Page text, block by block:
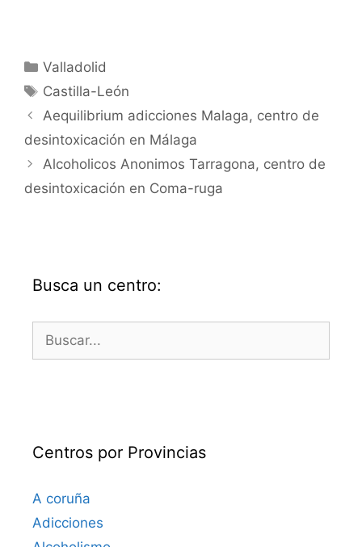
Categorías
Valladolid
Etiquetas
Castilla-León
Aequilibrium adicciones Malaga, centro de
desintoxicación en Málaga
Alcoholicos Anonimos Tarragona, centro de
desintoxicación en Coma-ruga
Busca un centro:
Buscar:
Centros por Provincias
A coruña
Adicciones